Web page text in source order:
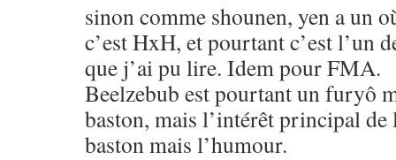
sinon comme shounen, yen a un
c’est HxH, et pourtant c’est l’un
que j’ai pu lire. Idem pour FMA.
Beelzebub est pourtant un furyô
baston, mais l’intérêt principal de
baston mais l’humour.